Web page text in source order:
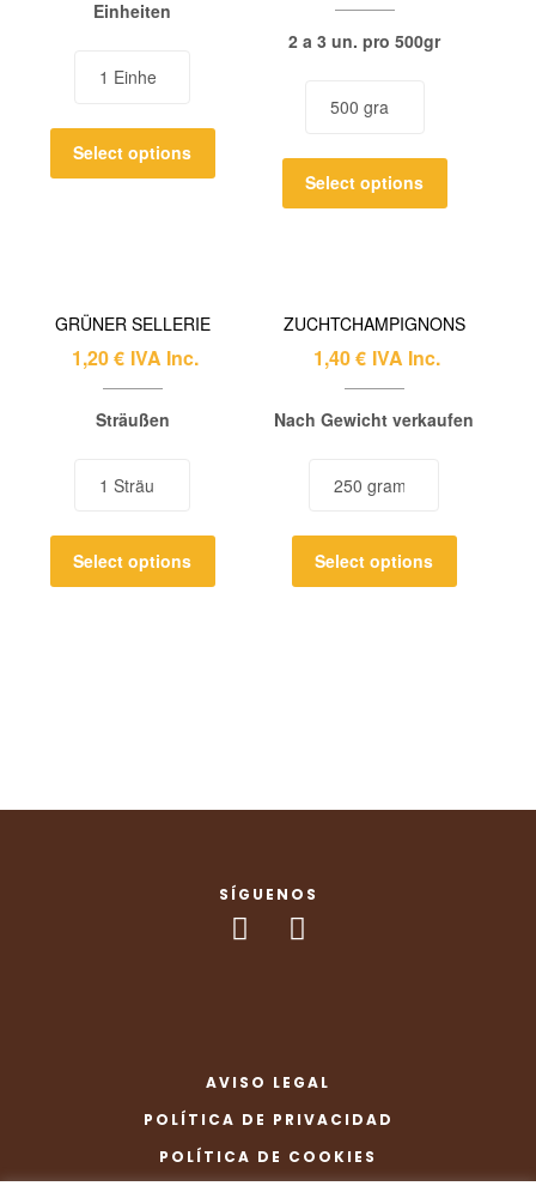
Einheiten
Select options
2 a 3 un. pro 500gr
Select options
GRÜNER SELLERIE
1,20€ IVA Inc.
Sträußen
Select options
ZUCHTCHAMPIGNONS
1,40€ IVA Inc.
Nach Gewicht verkaufen
Select options
SÍGUENOS
AVISO LEGAL
POLÍTICA DE PRIVACIDAD
POLÍTICA DE COOKIES